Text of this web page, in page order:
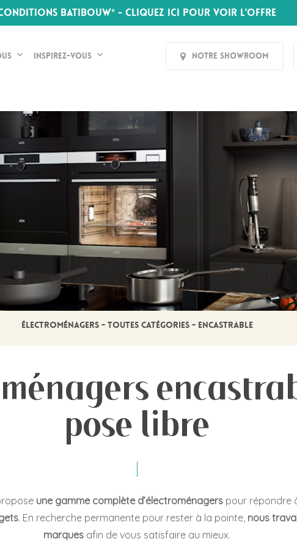
BATIBOUW* - CLIQUEZ ICI POUR VOIR L'OFFRE
Inspirez-vous Notre Showroom
ÉLECTROMÉNAGERS - TOUTES CATÉGORIES - ENCASTRABLE
pose libre
une gamme complète d’électroménagerspour répondre
. En recherche permanente pour rester à la pointe, nous
marques afin de vous satisfaire au mieux.